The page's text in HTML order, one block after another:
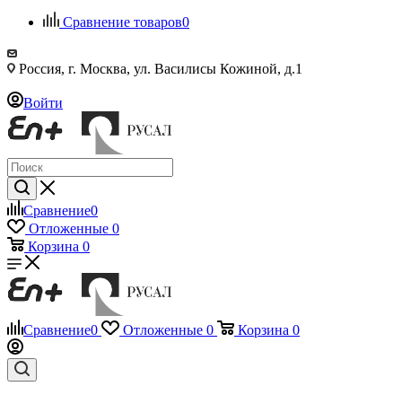
Сравнение товаров0
Россия, г. Москва, ул. Василисы Кожиной, д.1
Войти
Сравнение0
Отложенные 0
Корзина 0
Сравнение0 Отложенные 0 Корзина 0